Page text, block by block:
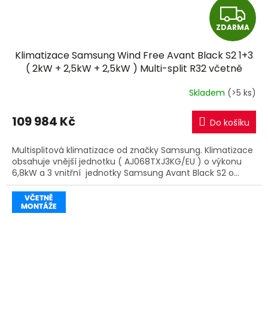
Z
D
A
R
M
A
ZDARMA
Klimatizace Samsung Wind Free Avant Black S2 1+3
( 2kW + 2,5kW + 2,5kW ) Multi-split R32 včetně
Skladem (>5 ks)
109 984 Kč Do košíku
Multisplitová klimatizace od značky Samsung. Klimatizace
obsahuje vnější jednotku ( AJ068TXJ3KG/EU ) o výkonu
6,8kW a 3 vnitřní jednotky Samsung Avant Black S2 o...